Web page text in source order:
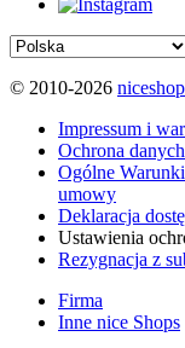
© 2010-2026
Impressum i
Ochrona
Ogólne
umowy
Deklaracja
Ustawienia
Rezygnacja z
Firma
Inne nice Shops